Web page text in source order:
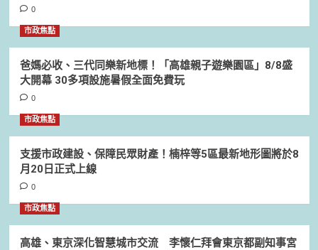
0
市政焦點
爸媽必收、三代同樂新地標！「高雄親子遊樂園區」8/8盛
大開幕 30多項設施暑假全面免費玩
0
市政焦點
支援市政建設、保障民眾財產！楠梓等5區最新地形圖將於8
月20日正式上線
0
市政焦點
高雄、東京深化智慧城市交流 李懷仁拜會東京都副知事宮